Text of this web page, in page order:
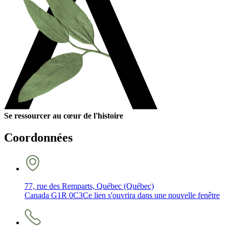
Se ressourcer au cœur de l'histoire
Coordonnées
77, rue des Remparts, Québec (Québec)
Canada G1R 0C3Ce lien s'ouvrira dans une nouvelle fenêtre